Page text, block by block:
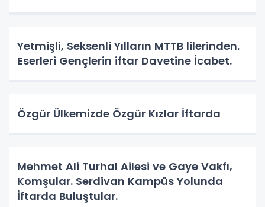
Yetmişli, Seksenli Yılların MTTB lilerinden.
Eserleri Gençlerin iftar Davetine İcabet.
Özgür Ülkemizde Özgür Kızlar İftarda
Mehmet Ali Turhal Ailesi ve Gaye Vakfı,
Komşular. Serdivan Kampüs Yolunda
İftarda Buluştular.